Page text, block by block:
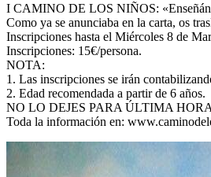
I CAMINO DE LOS NIÑOS:
Como ya se anunciaba en la carta, os
Inscripciones hasta el Miércoles 8 de
Inscripciones: 15€/persona.
NOTA:
1. Las inscripciones se irán
2. Edad recomendada a partir de 6 años.
NO LO DEJES PARA ÚLTIMA
Toda la información en: